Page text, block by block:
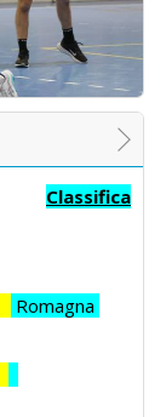
Classifica
Romagna